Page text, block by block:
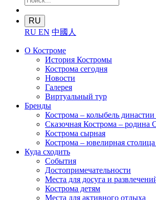
RU
RU EN 中國人
О Костроме
История Костромы
Кострома сегодня
Новости
Галерея
Виртуальный тур
Бренды
Кострома – колыбель
Сказочная Кострома – родина
Кострома сырная
Кострома – ювелирная
Куда сходить
События
Достопримечательности
Места для досуга и
Кострома детям
Места для активного отдыха